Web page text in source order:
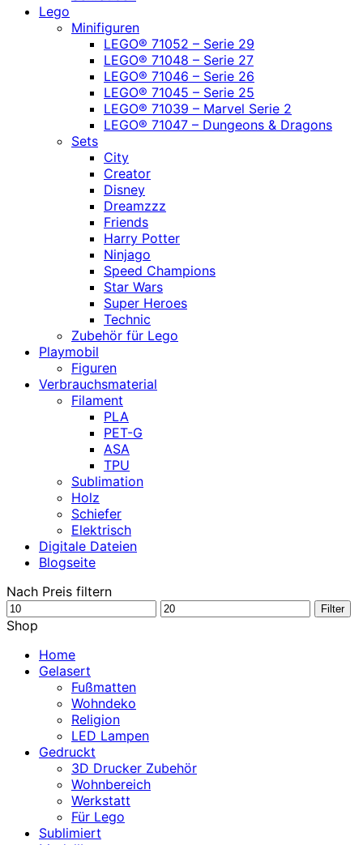
Lego
Minifiguren
LEGO® 71052 – Serie 29
LEGO® 71048 – Serie 27
LEGO® 71046 – Serie 26
LEGO® 71045 – Serie 25
LEGO® 71039 – Marvel Serie 2
LEGO® 71047 – Dungeons & Dragons
Sets
City
Creator
Disney
Dreamzzz
Friends
Harry Potter
Ninjago
Speed Champions
Star Wars
Super Heroes
Technic
Zubehör für Lego
Playmobil
Figuren
Verbrauchsmaterial
Filament
PLA
PET-G
ASA
TPU
Sublimation
Holz
Schiefer
Elektrisch
Digitale Dateien
Blogseite
Nach Preis filtern
Min.
Preis
Max.
Filter
Shop
Home
Gelasert
Fußmatten
Wohndeko
Religion
LED Lampen
Gedruckt
3D Drucker Zubehör
Wohnbereich
Werkstatt
Für Lego
Sublimiert